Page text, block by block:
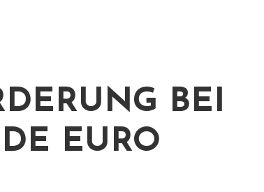
BEI
EURO